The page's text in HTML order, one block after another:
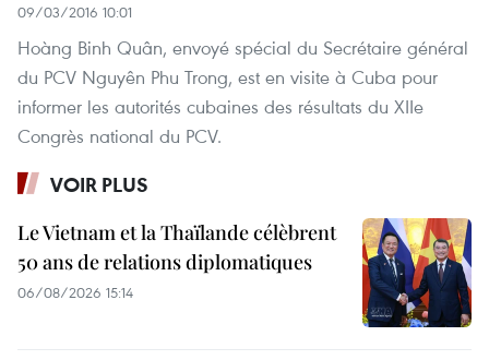
09/03/2016 10:01
Hoàng Binh Quân, envoyé spécial du Secrétaire général
du PCV Nguyên Phu Trong, est en visite à Cuba pour
informer les autorités cubaines des résultats du XIIe
Congrès national du PCV.
VOIR PLUS
Le Vietnam et la Thaïlande célèbrent
50 ans de relations diplomatiques
06/08/2026 15:14